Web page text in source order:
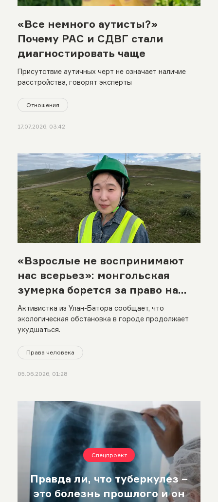
«Все немного аутисты?»
Почему РАС и СДВГ стали
диагностировать чаще
Присутствие аутичных черт не означает наличие
расстройства, говорят эксперты
Отношения
17.07.2026, 03:42
«Взрослые не воспринимают
нас всерьез»: монгольская
зумерка борется за право на
чистый воздух
Активистка из Улан-Батора сообщает, что
экологическая обстановка в городе продолжает
ухудшаться.
Права человека
05.06.2026, 01:28
Спецпроект
Правда ли, что туберкулез –
это болезнь прошлого и он